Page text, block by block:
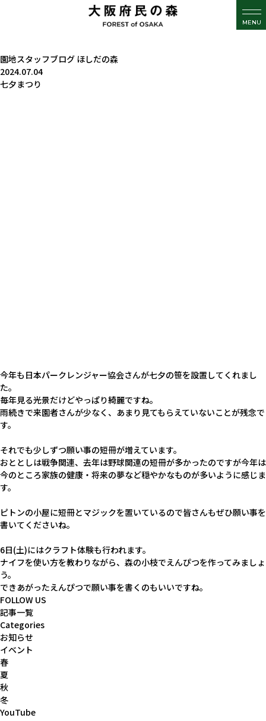
MENU
園地スタッフブログ ほしだの森
2024.07.04
七夕まつり
今年も日本パークレンジャー協会さんが七夕の笹を設置してくれまし
た。
毎年見る光景だけどやっぱり綺麗ですね。
雨続きで来園者さんが少なく、あまり見てもらえていないことが残念で
す。
それでも少しずつ願い事の短冊が増えています。
おととしは戦争関連、去年は野球関連の短冊が多かったのですが今年は
今のところ家族の健康・将来の夢など穏やかなものが多いように感じま
す。
ピトンの小屋に短冊とマジックを置いているので皆さんもぜひ願い事を
書いてくださいね。
6日(土)にはクラフト体験も行われます。
ナイフを使い方を教わりながら、森の小枝でえんぴつを作ってみましょ
う。
できあがったえんぴつで願い事を書くのもいいですね。
FOLLOW US
記事一覧
Categories
お知らせ
イベント
春
夏
秋
冬
YouTube